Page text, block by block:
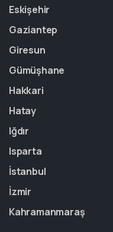
Eskişehir
Gaziantep
Giresun
Gümüşhane
Hakkari
Hatay
Iğdır
Isparta
İstanbul
İzmir
Kahramanmaraş